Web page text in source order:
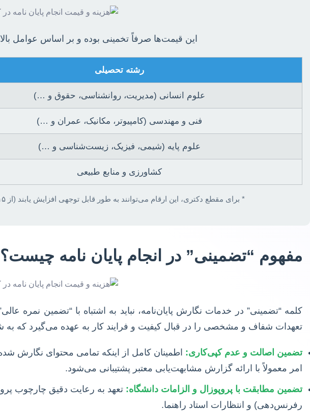
این قیمت‌ها صرفاً تخمینی بوده و بر اساس عوامل
رشته تحصیلی
علوم انسانی (مدیریت، روانشناسی، حقوق و …)
فنی و مهندسی (کامپیوتر، مکانیک، عمران و …)
علوم پایه (شیمی، فیزیک، زیست‌شناسی و …)
کشاورزی و منابع طبیعی
* برای مقطع دکتری، این ارقام می‌توانند به طور قابل توجهی افزایش یابند (از ۱۵ میلیون تا بیش از ۵۰ میلیون تومان، بسته به پیچیدگی و عمق پژوهش).
مفهوم “تضمینی” در انجام پایان نامه چیست؟
کلمه “تضمینی” در خدمات نگارش پایان‌نامه، نباید به اشتباه با “تضمین نمره
تعهدات شفاف و مشخصی را در قبال کیفیت و فرایند کار به عهده می‌گیرد که
تضمین اصالت و عدم کپی‌کاری: اطمینان کامل از اینکه تمامی محتوای نگارش
امر معمولاً با ارائه گزارش مشابهت‌یابی معتبر پشتیبانی می‌شود.
تضمین مطابقت با پروپوزال و الزامات دانشگاه: تعهد به رعایت دقیق چارچوب
رفرنس‌دهی) و انتظارات استاد راهنما.